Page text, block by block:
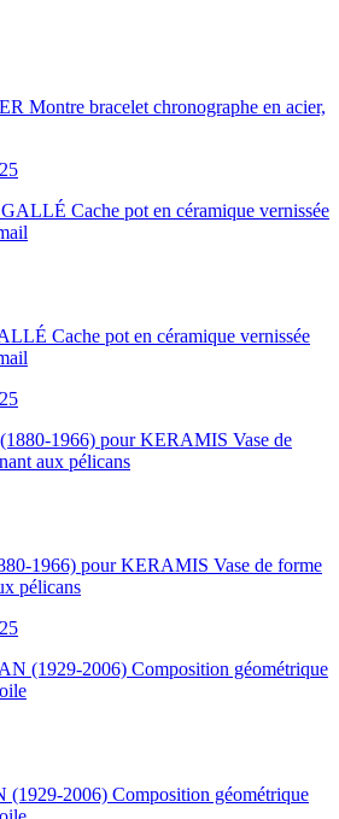
Montre bracelet chronographe en acier,
Cache pot en céramique vernissée
1966) pour KERAMIS Vase de forme
pélicans
2006) Composition géométrique